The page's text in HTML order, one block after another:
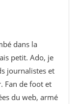
dans la
petit. Ado, je
journalistes et
Fan de foot et
du web, armé